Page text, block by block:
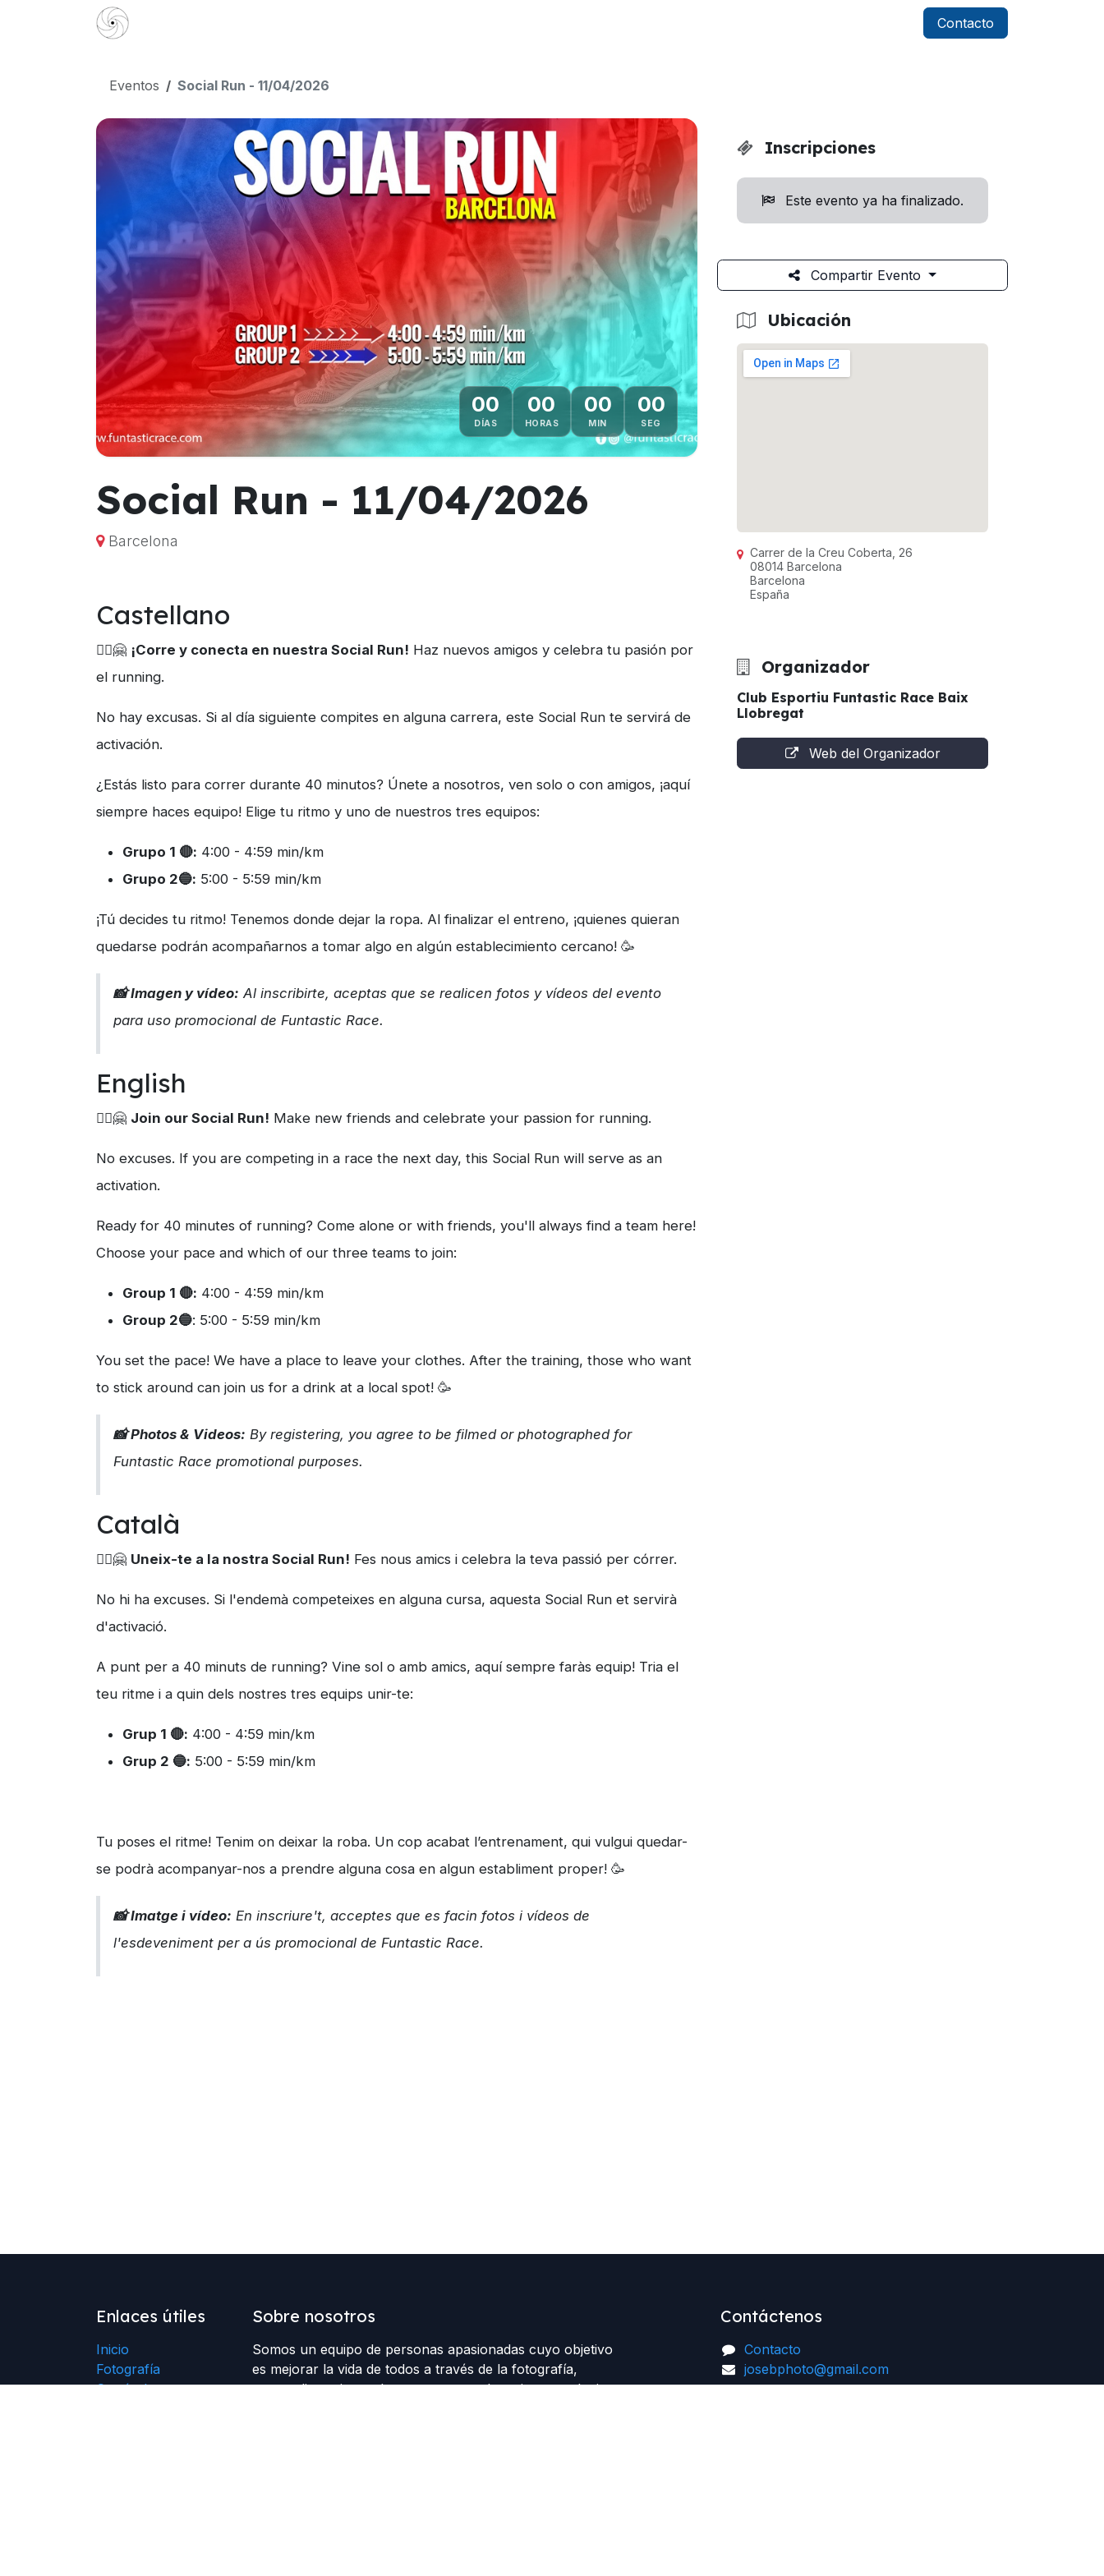
Contacto
Eventos Social Run - 11/04/2026
00
DÍAS
00
HORAS
00
MIN
00
SEG
Social Run - 11/04/2026
Barcelona
Castellano
🏃‍♀️🤗 ¡Corre y conecta en nuestra Social Run! Haz nuevos amigos y celebra tu pasión por
el running.
No hay excusas. Si al día siguiente compites en alguna carrera, este Social Run te servirá de
activación.
¿Estás listo para correr durante 40 minutos? Únete a nosotros, ven solo o con amigos, ¡aquí
siempre haces equipo! Elige tu ritmo y uno de nuestros tres equipos:
Grupo 1 🔴: 4:00 - 4:59 min/km
Grupo 2🔵: 5:00 - 5:59 min/km
¡Tú decides tu ritmo! Tenemos donde dejar la ropa. Al finalizar el entreno, ¡quienes quieran
quedarse podrán acompañarnos a tomar algo en algún establecimiento cercano! 🥳
📸 Imagen y vídeo: Al inscribirte, aceptas que se realicen fotos y vídeos del evento
para uso promocional de Funtastic Race.
English
🏃‍♀️🤗 Join our Social Run! Make new friends and celebrate your passion for running.
No excuses. If you are competing in a race the next day, this Social Run will serve as an
activation.
Ready for 40 minutes of running? Come alone or with friends, you'll always find a team here!
Choose your pace and which of our three teams to join:
Group 1 🔴: 4:00 - 4:59 min/km
Group 2🔵: 5:00 - 5:59 min/km
You set the pace! We have a place to leave your clothes. After the training, those who want
to stick around can join us for a drink at a local spot! 🥳
📸 Photos & Videos: By registering, you agree to be filmed or photographed for
Funtastic Race promotional purposes.
Català
🏃‍♀️🤗 Uneix-te a la nostra Social Run! Fes nous amics i celebra la teva passió per córrer.
No hi ha excuses. Si l'endemà competeixes en alguna cursa, aquesta Social Run et servirà
d'activació.
A punt per a 40 minuts de running? Vine sol o amb amics, aquí sempre faràs equip! Tria el
teu ritme i a quin dels nostres tres equips unir-te:
Grup 1 🔴: 4:00 - 4:59 min/km
Grup 2 🔵: 5:00 - 5:59 min/km
Tu poses el ritme! Tenim on deixar la roba. Un cop acabat l’entrenament, qui vulgui quedar-
se podrà acompanyar-nos a prendre alguna cosa en algun establiment proper! 🥳
📸 Imatge i vídeo: En inscriure't, acceptes que es facin fotos i vídeos de
l'esdeveniment per a ús promocional de Funtastic Race.
Inscripciones
Este evento ya ha finalizado.
Compartir Evento
Ubicación
Carrer de la Creu Coberta, 26
08014 Barcelona
Barcelona
España
Organizador
Club Esportiu Funtastic Race Baix
Llobregat
Web del Organizador
Enlaces útiles
Inicio
Fotografía
Currículum
Sobre nosotros
Somos un equipo de personas apasionadas cuyo objetivo
es mejorar la vida de todos a través de la fotografía,
somos disruptivos y buscamos sacar la mejor cara de ti,
Contáctenos
Contacto
josebphoto@gmail.com